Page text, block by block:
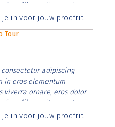
libero vitae erat.
cursus id rutrum lorem
je in voor jouw proefrit
Tour
adipiscing
in eros elementum
viverra ornare, eros dolor
libero vitae erat.
cursus id rutrum lorem
je in voor jouw proefrit